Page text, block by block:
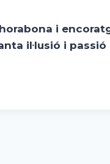
i
il·lusió i passió